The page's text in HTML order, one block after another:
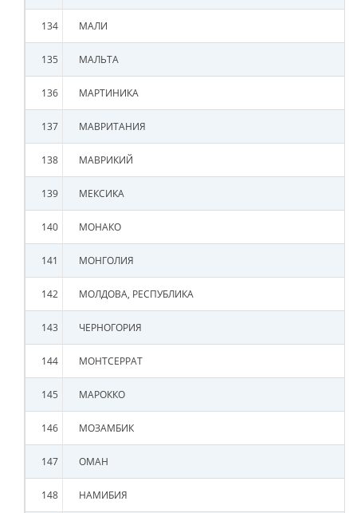
134 МАЛИ
135 МАЛЬТА
136 МАРТИНИКА
137 МАВРИТАНИЯ
138 МАВРИКИЙ
139 МЕКСИКА
140 МОНАКО
141 МОНГОЛИЯ
142 МОЛДОВА, РЕСПУБЛИКА
143 ЧЕРНОГОРИЯ
144 МОНТСЕРРАТ
145 МАРОККО
146 МОЗАМБИК
147 ОМАН
148 НАМИБИЯ